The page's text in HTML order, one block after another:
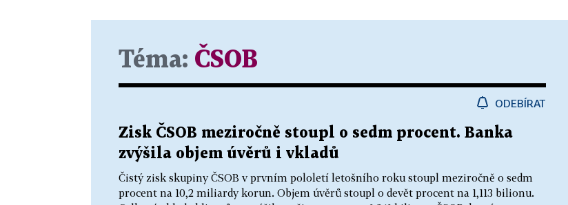
Téma: ČSOB
ODEBÍRAT
Zisk ČSOB meziročně stoupl o sedm procent. Banka
zvýšila objem úvěrů i vkladů
Čistý zisk skupiny ČSOB v prvním pololetí letošního roku stoupl meziročně o sedm
procent na 10,2 miliardy korun. Objem úvěrů stoupl o devět procent na 1,113 bilionu.